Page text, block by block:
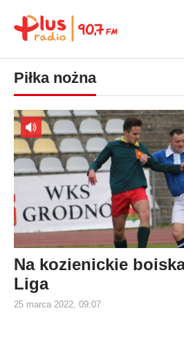
Piłka nożna
Na kozienickie
Liga
25 marca 2022, 09:07